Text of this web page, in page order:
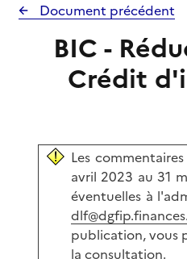
Document précédent
BIC -
Crédit
Les
avril 2023 au 31
éventuelles à
publication, vous
la consultation.